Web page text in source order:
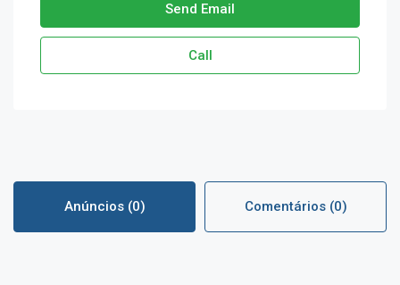
Send Email
Call
Anúncios (0) Comentários (0)